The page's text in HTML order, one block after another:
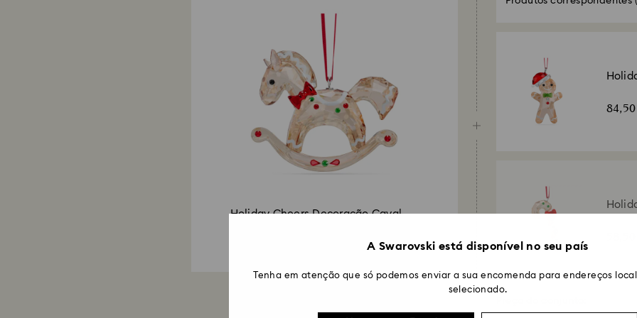
Holiday Cheers Decoração Cavalo
A Swarovski está disponível no seu país
Tenha em atenção que só podemos enviar a sua encomenda para endereços
selecionado.